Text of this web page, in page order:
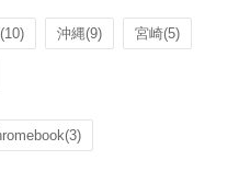
(10) 沖縄(9) 宮崎(5)
(3)